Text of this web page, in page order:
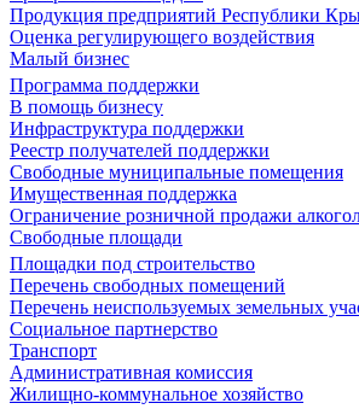
Продукция предприятий Республики
Оценка регулирующего воздействия
Малый бизнес
Программа поддержки
В помощь бизнесу
Инфраструктура поддержки
Реестр получателей поддержки
Свободные муниципальные помещения
Имущественная поддержка
Ограничение розничной продажи
Свободные площади
Площадки под строительство
Перечень свободных помещений
Перечень неиспользуемых земельных
Социальное партнерство
Транспорт
Административная комиссия
Жилищно-коммунальное хозяйство